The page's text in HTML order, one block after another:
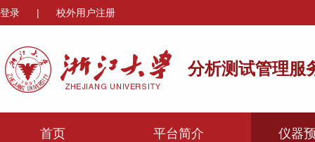
登录 | 校外用户注册
分析测试管理服
首页 平台简介 仪器